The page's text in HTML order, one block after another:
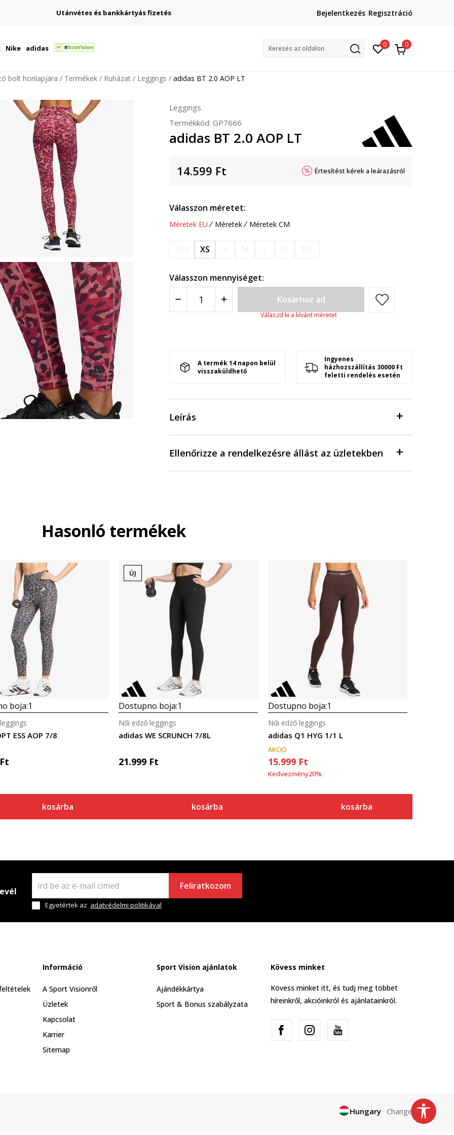
Utánvétes és bankkártyás fizetés
Lépj velünk kapcsolatba
online@sport-vision.huBejelentkezés Regisztráció
Nike adidas Keresés az oldalon 0 0
bolt honlapjára Termékek Ruházat Leggings adidas BT 2.0 AOP LT
Leggings
Termékkód: GP7666
adidas BT 2.0 AOP LT
14.599 Ft Értesítést kérek a leárazásról
Válasszon méretet:
Méretek EU Méretek Méretek CM
XS
Válasszon mennyiséget:
Kosárhoz ad
Válaszd ki a kívánt méretet
A termék 14 napon belül
visszaküldhető
Ingyenes
házhozszállítás 30000 Ft
feletti rendelés esetén
Leírás
Ellenőrizze a rendelkezésre állást az üzletekben
Hasonló termékek
boja:1
ESS AOP 7/8
Ft
kosárba
ÚJ
Dostupno boja:1
adidas WE SCRUNCH 7/8L
Női edző leggings
21.999 Ft
kosárba
Dostupno boja:1
adidas Q1 HYG 1/1 L
Női edző leggings
AKCIÓ
15.999 Ft
Kedvezmény20%
kosárba
Feliratkozom
Egyetértek az adatvédelmi politikával
Információ
A Sport Visionről
Üzletek
Kapcsolat
Karrier
Sitemap
Sport Vision ajánlatok
Ajándékkártya
Sport & Bonus szabályzata
Kövess minket
Kövess minket itt, és tudj meg többet
híreinkről, akcióinkról és ajánlatainkról.
Hungary Change